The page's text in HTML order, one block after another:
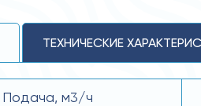
ТЕХНИЧЕСКИЕ
Подача, м3/ч